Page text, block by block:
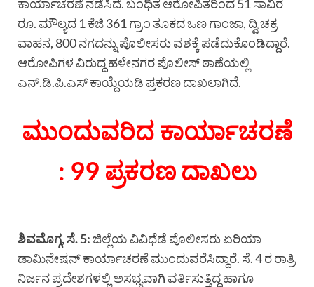
ಕಾರ್ಯಾಚರಣೆ ನಡೆಸಿದೆ. ಬಂಧಿತ ಆರೋಪಿತರಿಂದ 51 ಸಾವಿರ
ರೂ. ಮೌಲ್ಯದ 1 ಕೆಜಿ 361 ಗ್ರಾಂ ತೂಕದ ಒಣ ಗಾಂಜಾ, ದ್ವಿ ಚಕ್ರ
ವಾಹನ, 800 ನಗದನ್ನು ಪೊಲೀಸರು ವಶಕ್ಕೆ ಪಡೆದುಕೊಂಡಿದ್ದಾರೆ.
ಆರೋಪಿಗಳ ವಿರುದ್ದ ಹಳೇನಗರ ಪೊಲೀಸ್ ಠಾಣೆಯಲ್ಲಿ
ಎನ್.ಡಿ.ಪಿ.ಎಸ್ ಕಾಯ್ದೆಯಡಿ ಪ್ರಕರಣ ದಾಖಲಾಗಿದೆ.
ಮುಂದುವರಿದ ಕಾರ್ಯಾಚರಣೆ
: 99 ಪ್ರಕರಣ ದಾಖಲು
ಶಿವಮೊಗ್ಗ, ಸೆ. 5:ಜಿಲ್ಲೆಯ ವಿವಿಧೆಡೆ ಪೊಲೀಸರು ಏರಿಯಾ
ಡಾಮಿನೇಷನ್ ಕಾರ್ಯಾಚರಣೆ ಮುಂದುವರೆಸಿದ್ದಾರೆ. ಸೆ. 4 ರ ರಾತ್ರಿ
ನಿರ್ಜನ ಪ್ರದೇಶಗಳಲ್ಲಿ ಅಸಭ್ಯವಾಗಿ ವರ್ತಿಸುತ್ತಿದ್ದ ಹಾಗೂ